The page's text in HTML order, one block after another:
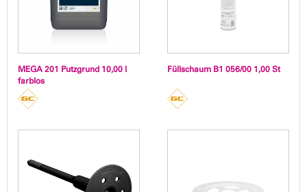
MEGA 201 Putzgrund 10,00 l
farblos
Füllschaum B1 056/00 1,00 St